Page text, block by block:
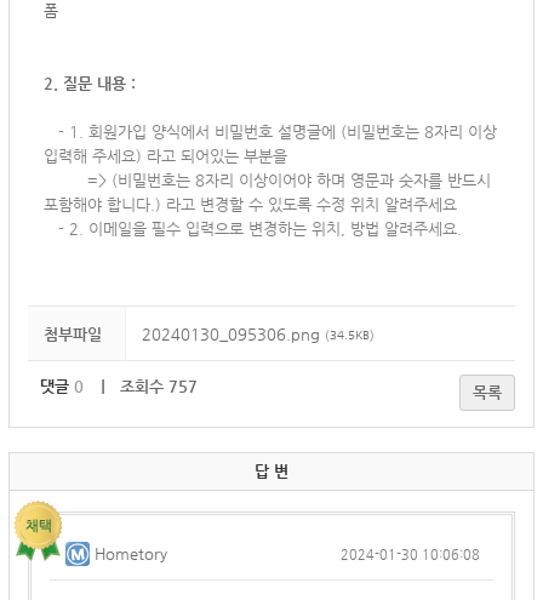
폼
2. 질문 내용 :
- 1. 회원가입 양식에서 비밀번호 설명글에 (비밀번호는 8자리 이상
입력해 주세요) 라고 되어있는 부분을
=> (비밀번호는 8자리 이상이어야 하며 영문과 숫자를 반드시
포함해야 합니다.) 라고 변경할 수 있도록 수정 위치 알려주세요
- 2. 이메일을 필수 입력으로 변경하는 위치, 방법 알려주세요.
첨부파일 20240130_095306.png (34.5KB)
댓글 0 ｜ 조회수 757 목록
답 변
Hometory 2024-01-30 10:06:08